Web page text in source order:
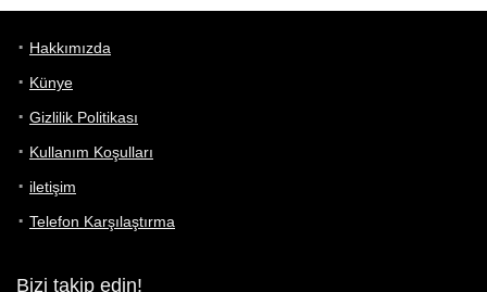
Hakkımızda
Künye
Gizlilik Politikası
Kullanım Koşulları
iletişim
Telefon Karşılaştırma
Bizi takip edin!